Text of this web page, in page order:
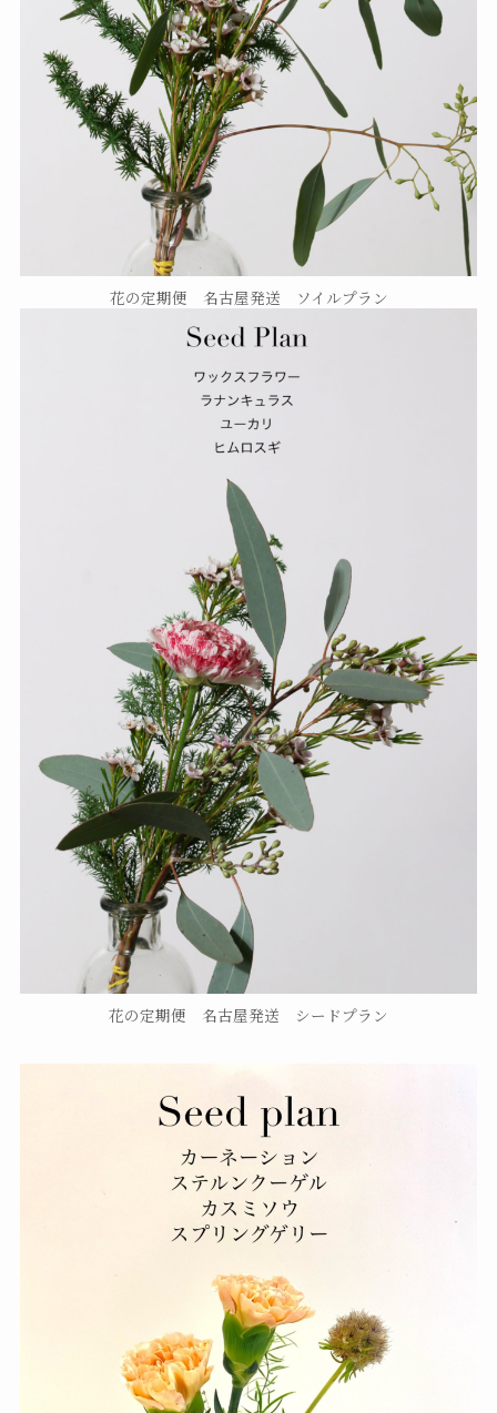
花の定期便 名古屋発送 ソイルプラン
花の定期便 名古屋発送 シードプラン